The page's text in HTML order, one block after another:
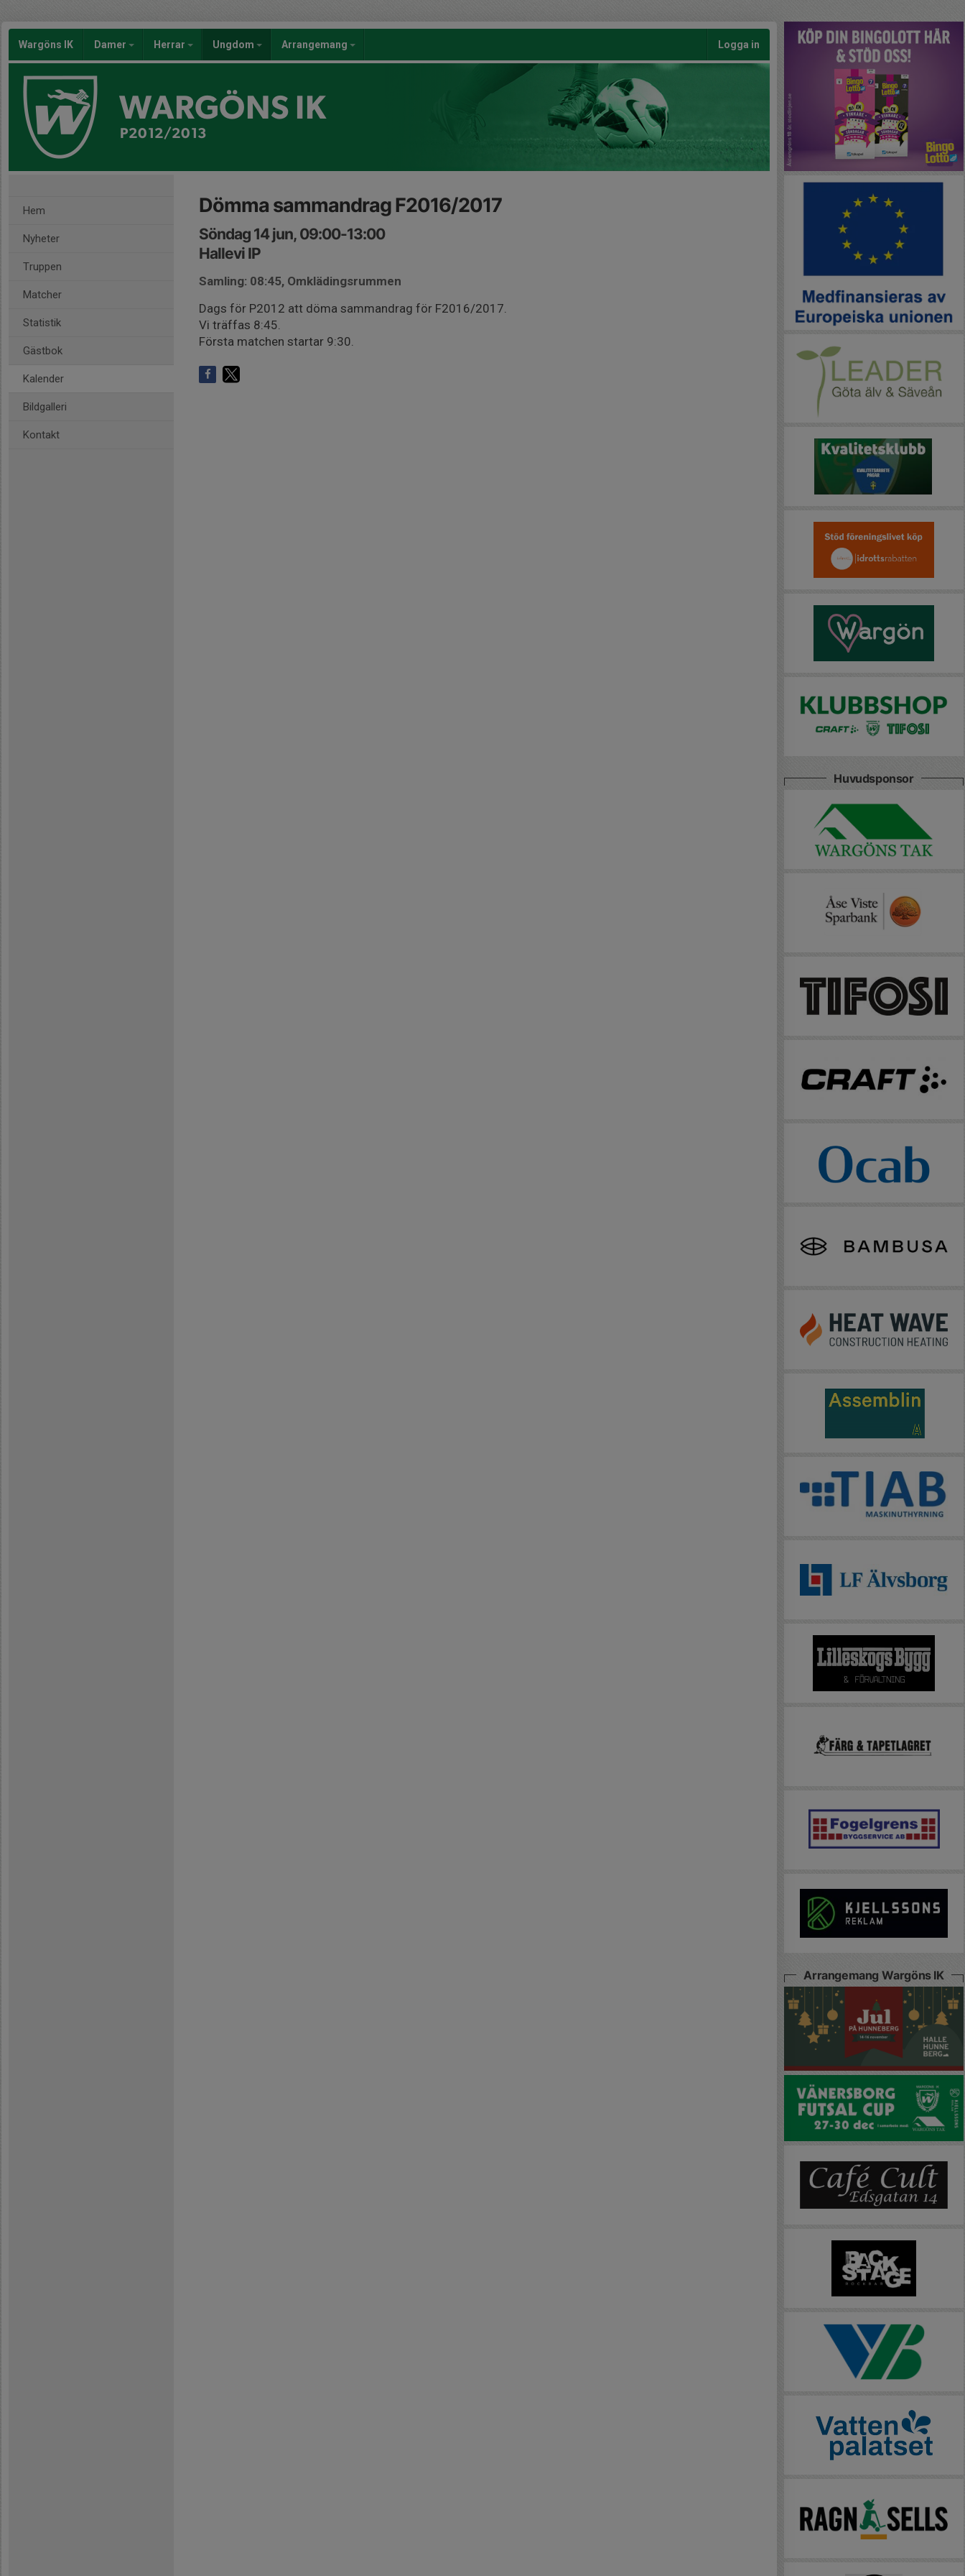
Wargöns IK Damer Herrar Ungdom Arrangemang Logga in
WARGÖNS IK
P2012/2013
Hem
Nyheter
Truppen
Matcher
Statistik
Gästbok
Kalender
Bildgalleri
Kontakt
Dömma sammandrag F2016/2017
Söndag 14 jun, 09:00-13:00
Hallevi IP
Samling: 08:45, Omklädingsrummen
Dags för P2012 att döma sammandrag för F2016/2017.
Vi träffas 8:45.
Första matchen startar 9:30.
Huvudsponsor
Arrangemang Wargöns IK